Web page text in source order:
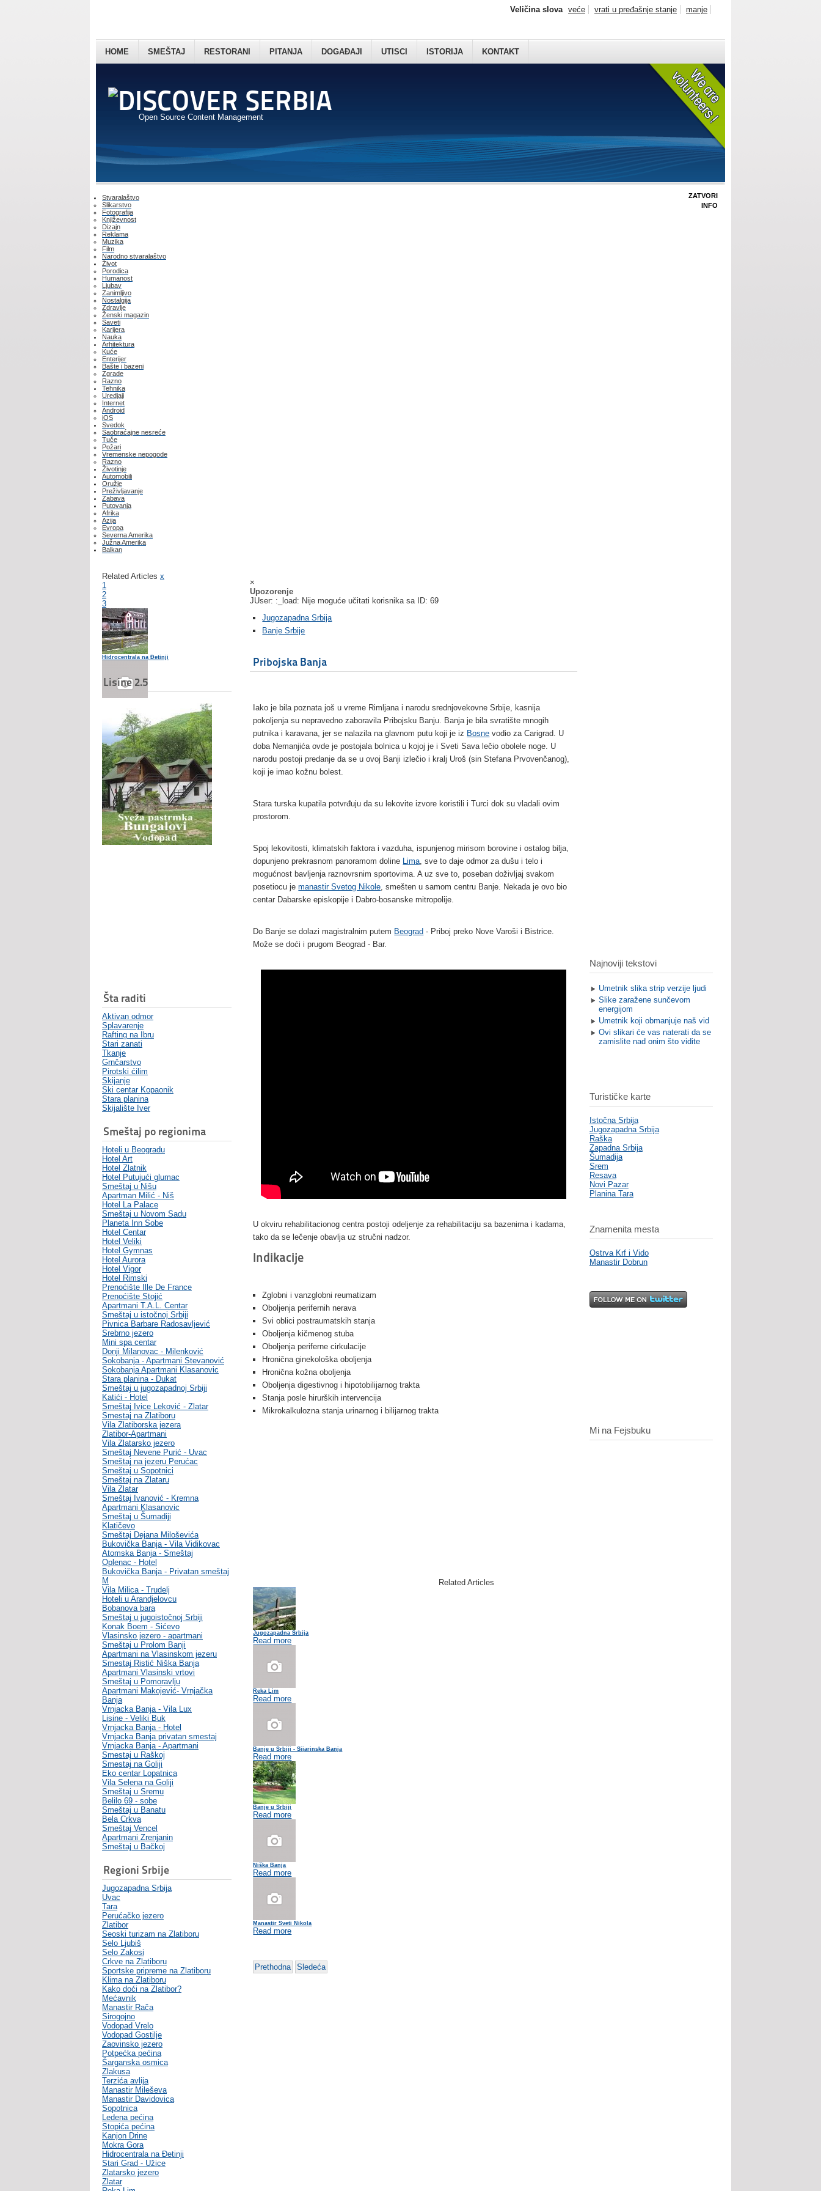
Open Source Content Management
HOME SMEŠTAJ RESTORANI PITANJA DOGAĐAJI UTISCI ISTORIJA KONTAKT
Veličina slova veće vrati u pređašnje stanje manje
Stvaralaštvo
Slikarstvo
Fotografija
Književnost
Dizajn
Reklama
Muzika
Film
Narodno stvaralaštvo
Život
Porodica
Humanost
Ljubav
Zanimljivo
Nostalgija
Zdravlje
Ženski magazin
Saveti
Karijera
Nauka
Arhitektura
Kuće
Enterijer
Bašte i bazeni
Zgrade
Razno
Tehnika
Uredjaji
Internet
Android
iOS
Svedok
Saobraćajne nesreće
Tuče
Požari
Vremenske nepogode
Razno
Životinje
Automobili
Oružje
Preživljavanje
Zabava
Putovanja
Afrika
Azija
Evropa
Severna Amerika
Južna Amerika
Balkan
Related Articles x
1
2
3
Hidrocentrala na Đetinji
Jokanovića kuća
Zlakusa - turistička karta
Lisine 2.5
Šta raditi
Aktivan odmor
Splavarenje
Rafting na Ibru
Stari zanati
Tkanje
Grnčarstvo
Pirotski ćilim
Skijanje
Ski centar Kopaonik
Stara planina
Skijalište Iver
Smeštaj po regionima
Hoteli u Beogradu
Hotel Art
Hotel Zlatnik
Hotel Putujući glumac
Smeštaj u Nišu
Apartman Milić - Niš
Hotel La Palace
Smeštaj u Novom Sadu
Planeta Inn Sobe
Hotel Centar
Hotel Veliki
Hotel Gymnas
Hotel Aurora
Hotel Vigor
Hotel Rimski
Prenoćište Ille De France
Prenoćište Stojić
Apartmani T.A.L. Centar
Smeštaj u istočnoj Srbiji
Pivnica Barbare Radosavljević
Srebrno jezero
Mini spa centar
Donji Milanovac - Milenković
Sokobanja - Apartmani Stevanović
Sokobanja Apartmani Klasanovic
Stara planina - Dukat
Smeštaj u jugozapadnoj Srbiji
Katići - Hotel
Smeštaj Ivice Leković - Zlatar
Smestaj na Zlatiboru
Vila Zlatiborska jezera
Zlatibor-Apartmani
Vila Zlatarsko jezero
Smeštaj Nevene Purić - Uvac
Smeštaj na jezeru Perućac
Smeštaj u Sopotnici
Smeštaj na Zlataru
Vila Zlatar
Smeštaj Ivanović - Kremna
Apartmani Klasanovic
Smeštaj u Šumadiji
Klatičevo
Smeštaj Dejana Miloševića
Bukovička Banja - Vila Vidikovac
Atomska Banja - Smeštaj
Oplenac - Hotel
Bukovička Banja - Privatan smeštaj
M
Vila Milica - Trudelj
Hoteli u Arandjelovcu
Bobanova bara
Smeštaj u jugoistočnoj Srbiji
Konak Boem - Sićevo
Vlasinsko jezero - apartmani
Smeštaj u Prolom Banji
Apartmani na Vlasinskom jezeru
Smestaj Ristić Niška Banja
Apartmani Vlasinski vrtovi
Smeštaj u Pomoravlju
Apartmani Makojević- Vrnjačka
Banja
Vrnjacka Banja - Vila Lux
Lisine - Veliki Buk
Vrnjacka Banja - Hotel
Vrnjacka Banja privatan smestaj
Vrnjacka Banja - Apartmani
Smestaj u Raškoj
Smestaj na Goliji
Eko centar Lopatnica
Vila Selena na Goliji
Smeštaj u Sremu
Belilo 69 - sobe
Smeštaj u Banatu
Bela Crkva
Smeštaj Vencel
Apartmani Zrenjanin
Smeštaj u Bačkoj
Regioni Srbije
Jugozapadna Srbija
Uvac
Tara
Perućačko jezero
Zlatibor
Seoski turizam na Zlatiboru
Selo Ljubiš
Selo Zakosi
Crkve na Zlatiboru
Sportske pripreme na Zlatiboru
Klima na Zlatiboru
Kako doći na Zlatibor?
Mećavnik
Manastir Rača
Sirogojno
Vodopad Vrelo
Vodopad Gostilje
Zaovinsko jezero
Potpećka pećina
Šarganska osmica
Zlakusa
Terzića avlija
Manastir Mileševa
Manastir Davidovica
Sopotnica
Ledena pećina
Stopića pećina
Kanjon Drine
Mokra Gora
Hidrocentrala na Đetinji
Stari Grad - Užice
Zlatarsko jezero
Zlatar
×
Upozorenje
JUser: :_load: Nije moguće učitati korisnika sa ID: 69
Jugozapadna Srbija
Banje Srbije
Pribojska Banja
Iako je bila poznata još u vreme Rimljana i narodu srednjovekovne Srbije, kasnija
pokoljenja su nepravedno zaboravila Pribojsku Banju. Banja je bila svratište mnogih
putnika i karavana, jer se nalazila na glavnom putu koji je iz Bosne vodio za Carigrad. U
doba Nemanjića ovde je postojala bolnica u kojoj je i Sveti Sava lečio obolele noge. U
narodu postoji predanje da se u ovoj Banji izlečio i kralj Uroš (sin Stefana Prvovenčanog),
koji je imao kožnu bolest.
Stara turska kupatila potvrđuju da su lekovite izvore koristili i Turci dok su vladali ovim
prostorom.
Spoj lekovitosti, klimatskih faktora i vazduha, ispunjenog mirisom borovine i ostalog bilja,
dopunjeno prekrasnom panoramom doline Lima, sve to daje odmor za dušu i telo i
mogućnost bavljenja raznovrsnim sportovima. A uz sve to, poseban doživljaj svakom
posetiocu jemanastir Svetog Nikole, smešten u samom centru Banje. Nekada je ovo bio
centar Dabarske episkopije i Dabro-bosanske mitropolije.
Do Banje se dolazi magistralnim putem Beograd - Priboj preko Nove Varoši i Bistrice.
Može se doći i prugom Beograd - Bar.
U okviru rehabilitacionog centra postoji odeljenje za rehabilitaciju sa bazenima i kadama,
tako da se lečenje obavlja uz stručni nadzor.
Indikacije
Zglobni i vanzglobni reumatizam
Oboljenja perifernih nerava
Svi oblici postraumatskih stanja
Oboljenja kičmenog stuba
Oboljenja periferne cirkulacije
Hronična ginekološka oboljenja
Hronična kožna oboljenja
Oboljenja digestivnog i hipotobilijarnog trakta
Stanja posle hirurških intervencija
Mikrokalkulozna stanja urinarnog i bilijarnog trakta
Related Articles
Jugozapadna Srbija
Read more
Reka Lim
Read more
Banje u Srbiji - Sijarinska Banja
Read more
Banje u Srbiji
Read more
Niška Banja
Read more
Manastir Sveti Nikola
Read more
Prethodna Sledeća
ZATVORI
INFO
Najnoviji tekstovi
Umetnik slika strip verzije ljudi
Slike zaražene sunčevom
energijom
Umetnik koji obmanjuje naš vid
Ovi slikari će vas naterati da se
zamislite nad onim što vidite
Turističke karte
Istočna Srbija
Jugozapadna Srbija
Raška
Zapadna Srbija
Šumadija
Srem
Resava
Novi Pazar
Planina Tara
Znamenita mesta
Ostrva Krf i Vido
Manastir Dobrun
Mi na Fejsbuku